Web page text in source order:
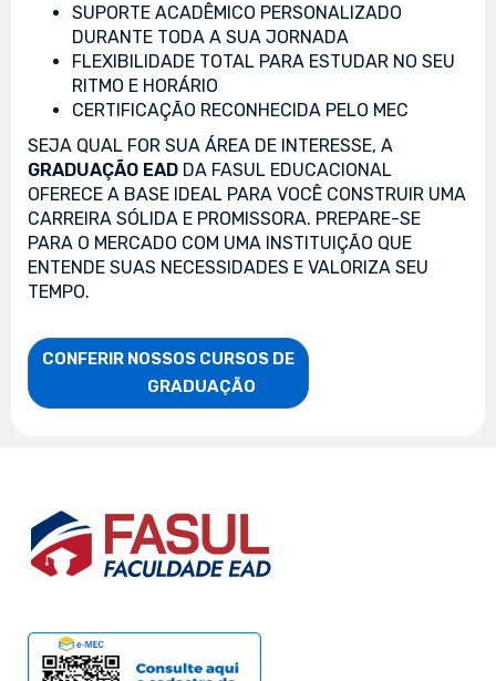
SUPORTE ACADÊMICO PERSONALIZADO
DURANTE TODA A SUA JORNADA
FLEXIBILIDADE TOTAL PARA ESTUDAR NO SEU
RITMO E HORÁRIO
CERTIFICAÇÃO RECONHECIDA PELO MEC
SEJA QUAL FOR SUA ÁREA DE INTERESSE, A
GRADUAÇÃO EAD DA FASUL EDUCACIONAL
OFERECE A BASE IDEAL PARA VOCÊ CONSTRUIR UMA
CARREIRA SÓLIDA E PROMISSORA. PREPARE-SE
PARA O MERCADO COM UMA INSTITUIÇÃO QUE
ENTENDE SUAS NECESSIDADES E VALORIZA SEU
TEMPO.
CONFERIR NOSSOS CURSOS DE
                    GRADUAÇÃO